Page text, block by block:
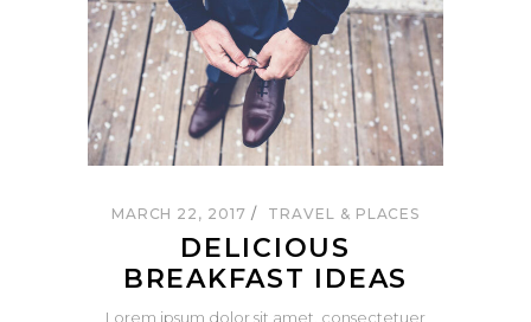
MARCH 22, 2017 TRAVEL & PLACES
DELICIOUS
BREAKFAST IDEAS
Lorem ipsum dolor sit amet, consectetuer